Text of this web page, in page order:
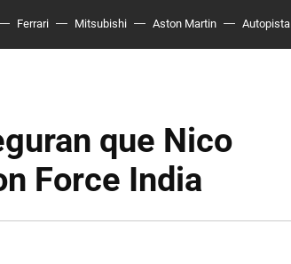
Ferrari Mitsubishi Aston Martin Autopista
que Nico
Force India